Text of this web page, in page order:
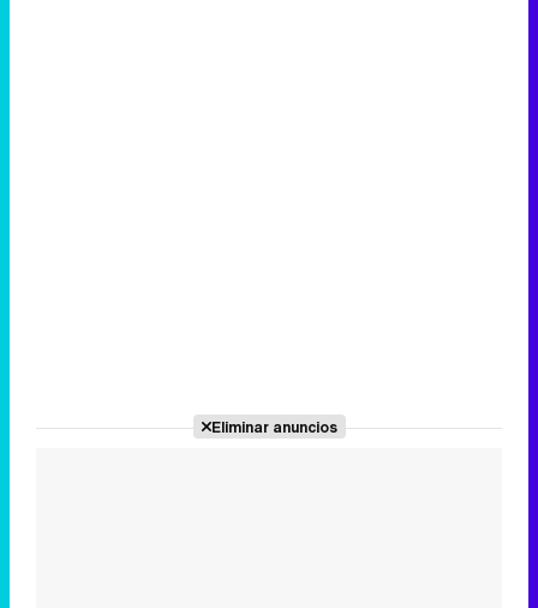
Eliminar anuncios